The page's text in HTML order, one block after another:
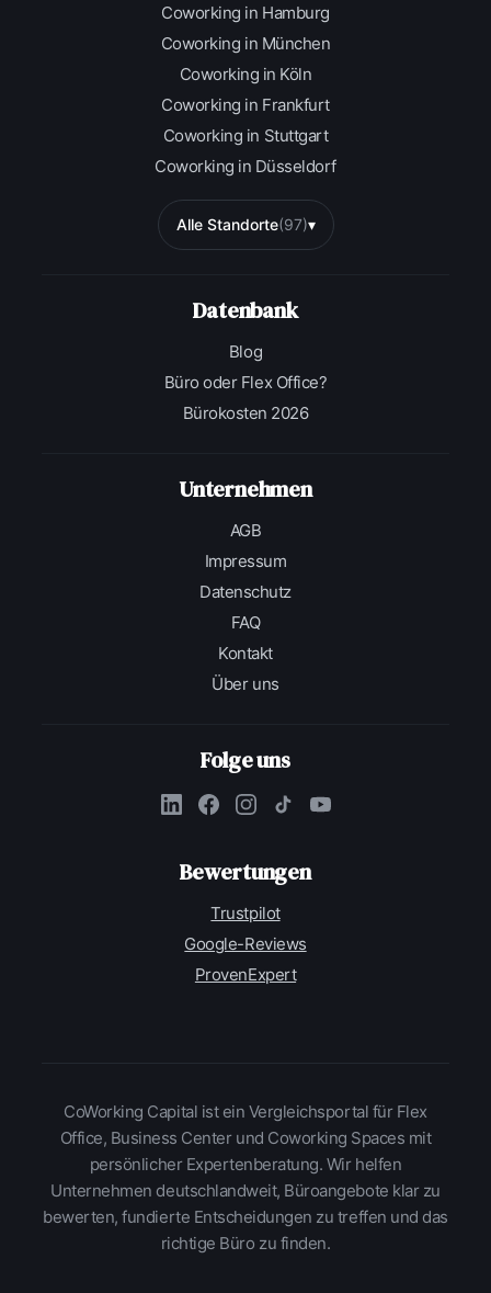
Coworking in Hamburg
Coworking in München
Coworking in Köln
Coworking in Frankfurt
Coworking in Stuttgart
Coworking in Düsseldorf
Alle Standorte(97)▾
Datenbank
Blog
Büro oder Flex Office?
Bürokosten 2026
Unternehmen
AGB
Impressum
Datenschutz
FAQ
Kontakt
Über uns
Folge uns
Bewertungen
Trustpilot
Google-Reviews
ProvenExpert
CoWorking Capital ist ein Vergleichsportal für Flex
Office, Business Center und Coworking Spaces mit
persönlicher Expertenberatung. Wir helfen
Unternehmen deutschlandweit, Büroangebote klar zu
bewerten, fundierte Entscheidungen zu treffen und das
richtige Büro zu finden.